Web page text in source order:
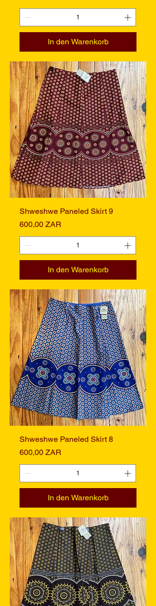
In den Warenkorb
Shweshwe Paneled Skirt 9
Preis
600,00 ZAR
In den Warenkorb
Shweshwe Paneled Skirt 8
Preis
600,00 ZAR
In den Warenkorb